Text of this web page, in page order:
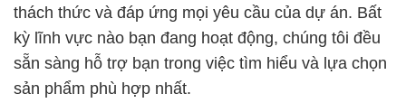
thách thức và đáp ứng mọi yêu cầu của dự án. Bất
kỳ lĩnh vực nào bạn đang hoạt động, chúng tôi đều
sẵn sàng hỗ trợ bạn trong việc tìm hiểu và lựa chọn
sản phẩm phù hợp nhất.